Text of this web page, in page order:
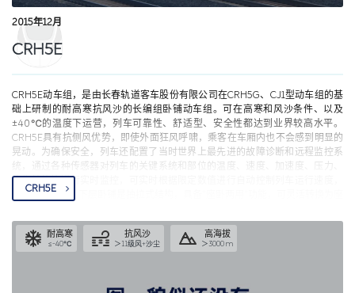
2015年12月
CRH5E
CRH5E动车组，是由长春轨道客车股份有限公司在CRH5G、CJ1型动车组的基
础上研制的耐高寒抗风沙的长编组卧铺动车组。可在高寒和风沙条件、以及
±40℃的温度下运营，列车可靠性、舒适型、安全性都达到业界较高水平。
CRH5E具有抗侧风优势，即使外面狂风呼啸，乘客在车厢内也不会感到明显的
晃动。为确保安全，列车还配置了当时世界上最先进的故障诊断和远程监控系
统，通过各种传感器对列车的关键系统和部位的温度、速度、加速度、压力、
绝缘性能等进行实时监控，可实时根据限定数值进行自动控制列车运行速度，
做到安全出行。下层卧铺是抽拉式结构，具备“座卧两用”功能，可灵活转换为座
提供扶手，而作为卧铺使用时又可恢复床铺宽度，使得动车组既可在夜间以卧
车运营，也能在日间以卧代座的形式运营，每个下铺可以作为三个座位使用，
提高了卧铺动车组的利用率，也提高乘坐舒适性。每节车厢有3个卫生间，可以
CRH5E
耐高寒
≤-40℃
抗风沙
＞11级风+沙尘
高海拔
＞3000 m